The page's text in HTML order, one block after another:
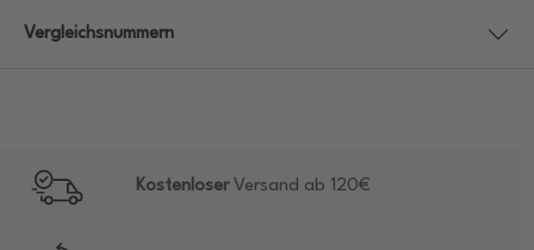
Vergleichsnummern
KostenloserVersand ab 120€